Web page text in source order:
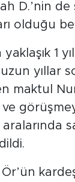
D.’nin de
olduğu
1
uzun yıllar
maktul